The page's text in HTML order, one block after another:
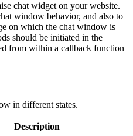
chat widget on your website.
window behavior, and also to
on which the chat window is
should be initiated in the
from within a callback function
in different states.
Description